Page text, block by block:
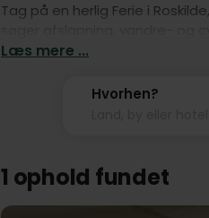
Tag på en herlig Ferie i
Læs mere ...
Hvorhen?
1 ophold fundet